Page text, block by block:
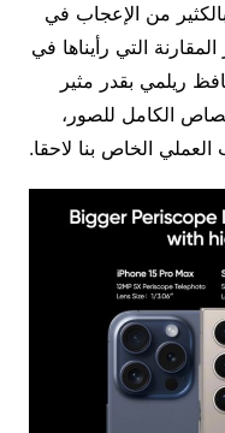
من الإعجاب في
التي رأيناها في
ريلمي بقدر مثير
الكامل للصور،
الخاص بنا لاحقا.